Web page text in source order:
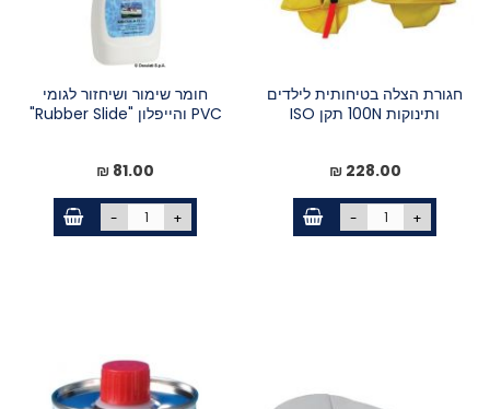
חגורת הצלה בטיחותית לילדים
ותינוקות 100N תקן ISO
228.00 ₪
- +
חומר שימור ושיחזור לגומי
PVC והייפלון "Rubber Slide"
81.00 ₪
- +